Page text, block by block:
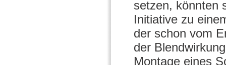
setzen, könnten
Initiative zu
der schon vom
der
Montage eines